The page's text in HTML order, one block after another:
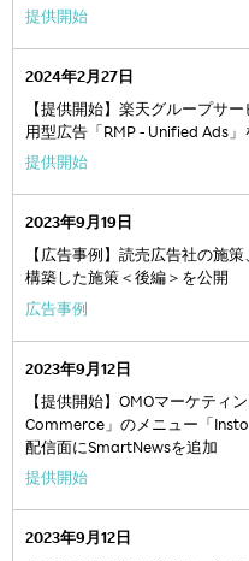
提供開始
2024年2月27日
【提供開始】楽天グループサ
用型広告「RMP - Unified Ads」
提供開始
2023年9月19日
【広告事例】読売広告社の施
構築した施策＜後編＞を公開
広告事例
2023年9月12日
【提供開始】OMOマーケティ
Commerce」のメニュー「
配信面にSmartNewsを追加
提供開始
2023年9月12日